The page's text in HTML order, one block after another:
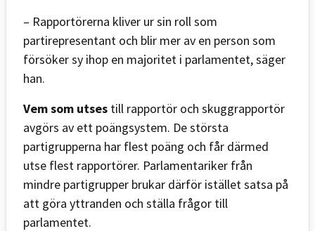
– Rapportörerna kliver ur sin roll som
partirepresentant och blir mer av en person som
försöker sy ihop en majoritet i parlamentet, säger
han.
Vem som utses till rapportör och skuggrapportör
avgörs av ett poängsystem. De största
partigrupperna har flest poäng och får därmed
utse flest rapportörer. Parlamentariker från
mindre partigrupper brukar därför istället satsa på
att göra yttranden och ställa frågor till
parlamentet.